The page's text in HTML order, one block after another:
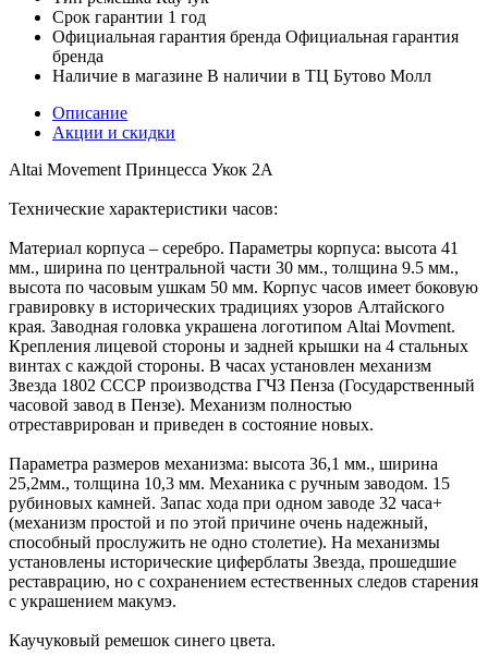
Срок гарантии 1 год
Официальная гарантия бренда Официальная гарантия
бренда
Наличие в магазине В наличии в ТЦ Бутово Молл
Описание
Акции и скидки
Altai Movement Принцесса Укок 2А
Технические характеристики часов:
Материал корпуса – серебро. Параметры корпуса: высота 41
мм., ширина по центральной части 30 мм., толщина 9.5 мм.,
высота по часовым ушкам 50 мм. Корпус часов имеет боковую
гравировку в исторических традициях узоров Алтайского
края. Заводная головка украшена логотипом Altai Movment.
Крепления лицевой стороны и задней крышки на 4 стальных
винтах с каждой стороны. В часах установлен механизм
Звезда 1802 СССР производства ГЧЗ Пенза (Государственный
часовой завод в Пензе). Механизм полностью
отреставрирован и приведен в состояние новых.
Параметра размеров механизма: высота 36,1 мм., ширина
25,2мм., толщина 10,3 мм. Механика с ручным заводом. 15
рубиновых камней. Запас хода при одном заводе 32 часа+
(механизм простой и по этой причине очень надежный,
способный прослужить не одно столетие). На механизмы
установлены исторические циферблаты Звезда, прошедшие
реставрацию, но с сохранением естественных следов старения
с украшением макумэ.
Каучуковый ремешок синего цвета.